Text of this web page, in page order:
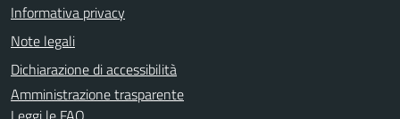
Informativa privacy
Note legali
Dichiarazione di accessibilità
Amministrazione trasparente